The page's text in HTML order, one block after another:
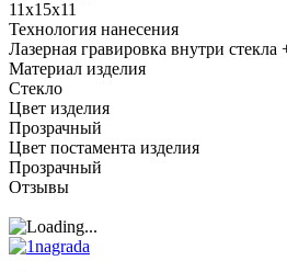
11х15x11
Технология нанесения
Лазерная гравировка внутри
Материал изделия
Стекло
Цвет изделия
Прозрачный
Цвет постамента изделия
Прозрачный
Отзывы